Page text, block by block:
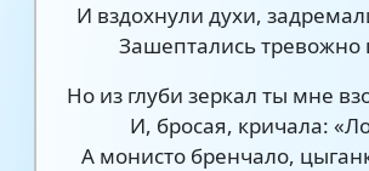
И вздохнули духи,
Зашептались тревожно
Но из глуби зеркал ты мне
И, бросая, кричала:
А монисто бренчало,